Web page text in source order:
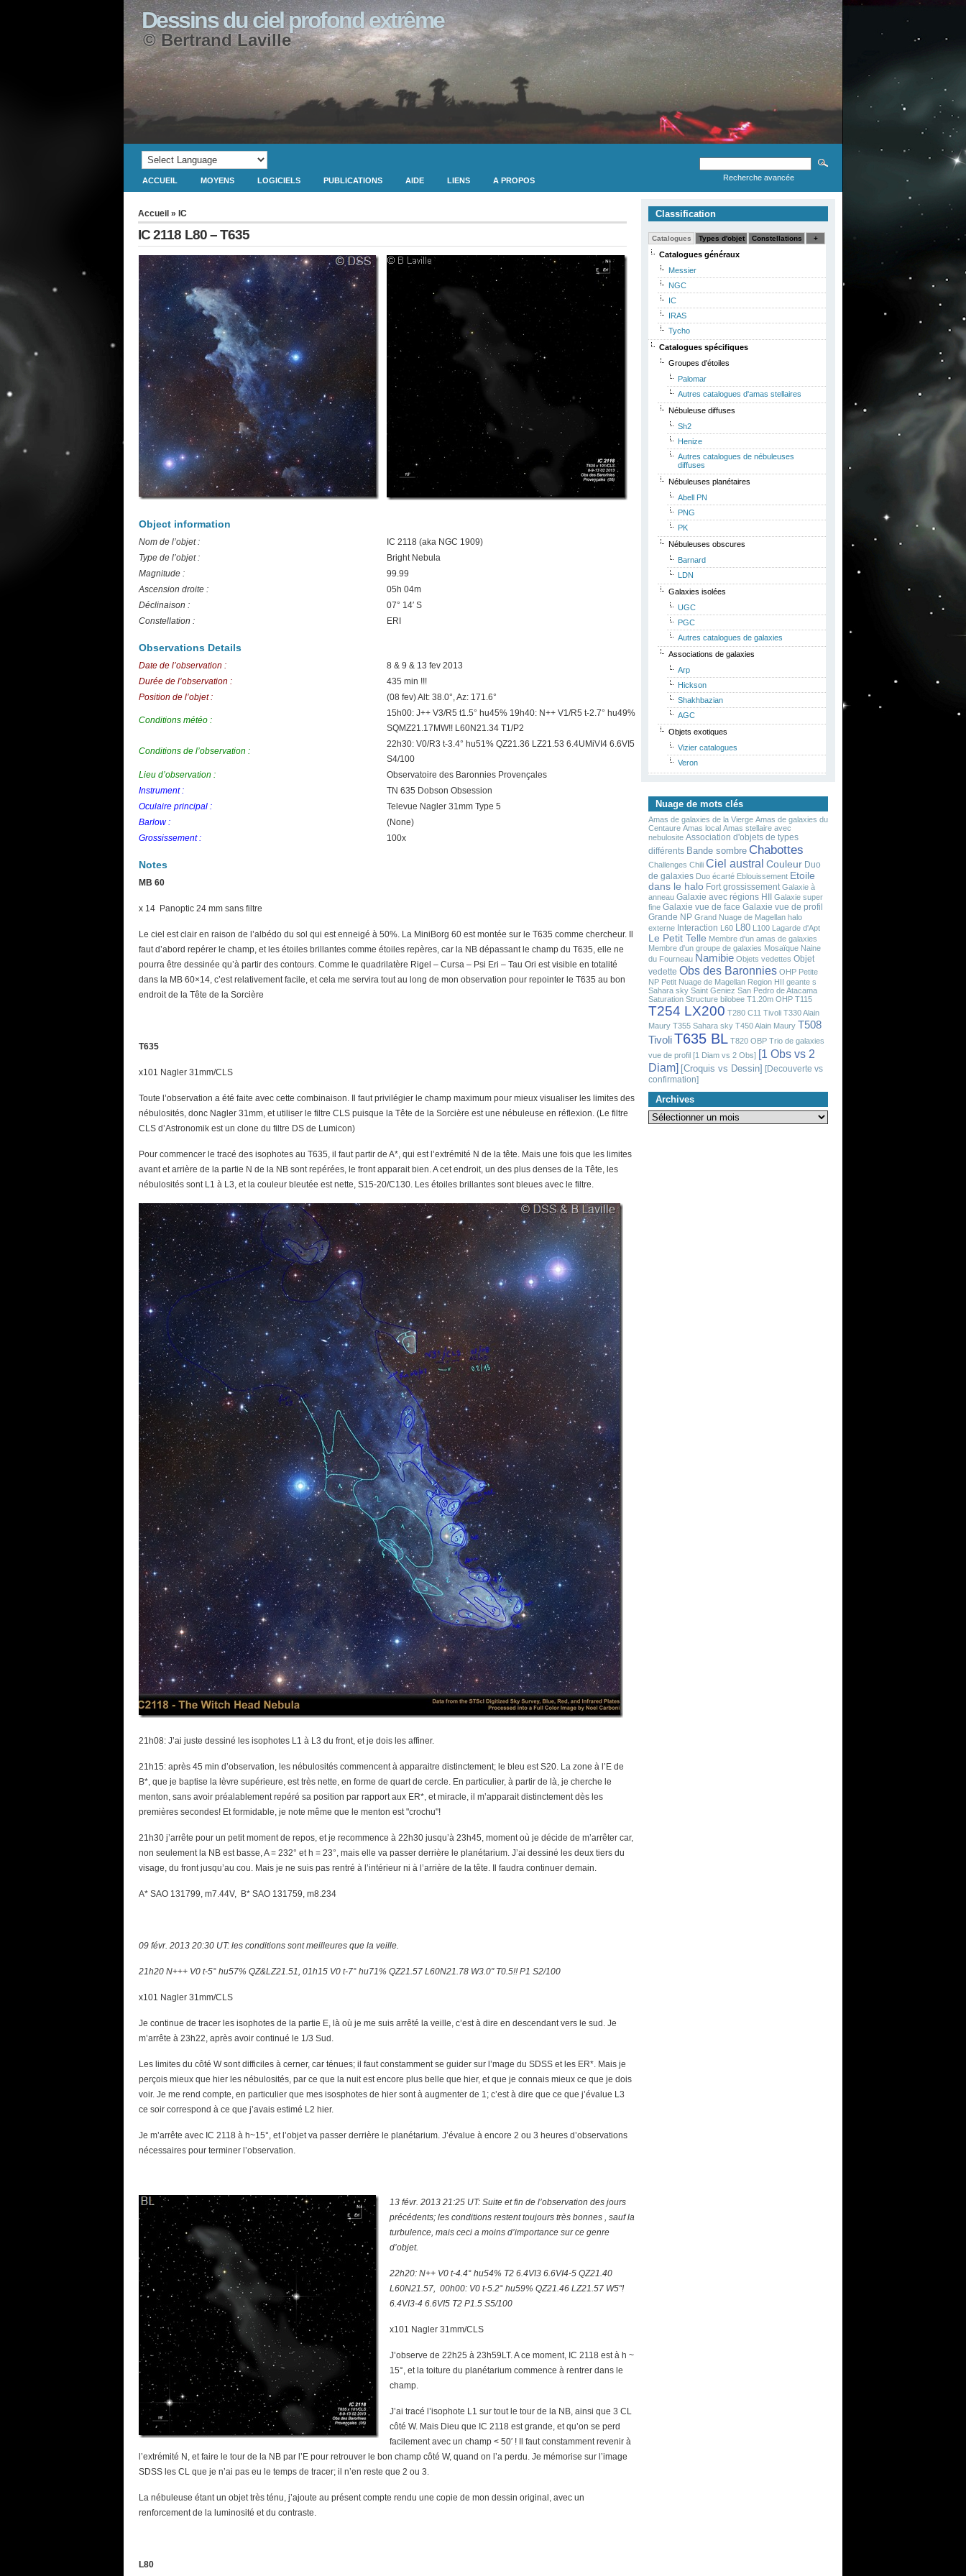
Dessins du ciel profond extrême
© Bertrand Laville
Recherche avancée
ACCUEIL MOYENS LOGICIELS PUBLICATIONS AIDE LIENS A PROPOS
Accueil » IC
IC 2118 L80 – T635
Object information
Nom de l’objet :
IC 2118 (aka NGC 1909)
Type de l’objet :
Bright Nebula
Magnitude :
99.99
Ascension droite :
05h 04m
Déclinaison :
07° 14′ S
Constellation :
ERI
Observations Details
Date de l’observation :
8 & 9 & 13 fev 2013
Durée de l’observation :
435 min !!!
Position de l’objet :
(08 fev) Alt: 38.0°, Az: 171.6°
Conditions météo :
15h00: J++ V3/R5 t1.5° hu45% 19h40: N++ V1/R5 t-2.7° hu49%
SQMZ21.17MW!! L60N21.34 T1/P2
Conditions de l’observation :
22h30: V0/R3 t-3.4° hu51% QZ21.36 LZ21.53 6.4UMiVI4 6.6VI5
S4/100
Lieu d’observation :
Observatoire des Baronnies Provençales
Instrument :
TN 635 Dobson Obsession
Oculaire principal :
Televue Nagler 31mm Type 5
Barlow :
(None)
Grossissement :
100x
Notes
MB 60
x 14 Panoptic 24 mm sans filtre
Le ciel est clair en raison de l’albédo du sol qui est enneigé à 50%. La MiniBorg 60 est montée sur le T635 comme chercheur. Il
faut d’abord repérer le champ, et les étoiles brillantes comme étoiles repères, car la NB dépassant le champ du T635, elle ne
pourra être dessinée qu’à partir des contours. Comme le quadrilatère Rigel – Cursa – Psi Eri – Tau Ori est visible en totalité
dans la MB 60×14, c’est relativement facile, et cela me servira tout au long de mon observation pour repointer le T635 au bon
endroit de la Tête de la Sorcière
T635
x101 Nagler 31mm/CLS
Toute l’observation a été faite avec cette combinaison. Il faut privilégier le champ maximum pour mieux visualiser les limites des
nébulosités, donc Nagler 31mm, et utiliser le filtre CLS puisque la Tête de la Sorcière est une nébuleuse en réflexion. (Le filtre
CLS d’Astronomik est un clone du filtre DS de Lumicon)
Pour commencer le tracé des isophotes au T635, il faut partir de A*, qui est l’extrémité N de la tête. Mais une fois que les limites
avant et arrière de la partie N de la NB sont repérées, le front apparait bien. A cet endroit, un des plus denses de la Tête, les
nébulosités sont L1 à L3, et la couleur bleutée est nette, S15-20/C130. Les étoiles brillantes sont bleues avec le filtre.
21h08: J’ai juste dessiné les isophotes L1 à L3 du front, et je dois les affiner.
21h15: après 45 min d’observation, les nébulosités commencent à apparaitre distinctement; le bleu est S20. La zone à l’E de
B*, que je baptise la lèvre supérieure, est très nette, en forme de quart de cercle. En particulier, à partir de là, je cherche le
menton, sans avoir préalablement repéré sa position par rapport aux ER*, et miracle, il m’apparait distinctement dès les
premières secondes! Et formidable, je note même que le menton est "crochu"!
21h30 j’arrête pour un petit moment de repos, et je recommence à 22h30 jusqu’à 23h45, moment où je décide de m’arrêter car,
non seulement la NB est basse, A = 232° et h = 23°, mais elle va passer derrière le planétarium. J’ai dessiné les deux tiers du
visage, du front jusqu’au cou. Mais je ne suis pas rentré à l’intérieur ni à l’arrière de la tête. Il faudra continuer demain.
A* SAO 131799, m7.44V, B* SAO 131759, m8.234
09 févr. 2013 20:30 UT: les conditions sont meilleures que la veille.
21h20 N+++ V0 t-5° hu57% QZ&LZ21.51, 01h15 V0 t-7° hu71% QZ21.57 L60N21.78 W3.0" T0.5!! P1 S2/100
x101 Nagler 31mm/CLS
Je continue de tracer les isophotes de la partie E, là où je me suis arrêté la veille, c’est à dire en descendant vers le sud. Je
m’arrête à 23h22, après avoir continué le 1/3 Sud.
Les limites du côté W sont difficiles à cerner, car ténues; il faut constamment se guider sur l’mage du SDSS et les ER*. Mais je
perçois mieux que hier les nébulosités, par ce que la nuit est encore plus belle que hier, et que je connais mieux ce que je dois
voir. Je me rend compte, en particulier que mes isosphotes de hier sont à augmenter de 1; c’est à dire que ce que j’évalue L3
ce soir correspond à ce que j’avais estimé L2 hier.
Je m’arrête avec IC 2118 à h~15°, et l’objet va passer derrière le planétarium. J’évalue à encore 2 ou 3 heures d’observations
nécessaires pour terminer l’observation.
13 févr. 2013 21:25 UT: Suite et fin de l’observation des jours
précédents; les conditions restent toujours très bonnes , sauf la
turbulence, mais ceci a moins d’importance sur ce genre
d’objet.
22h20: N++ V0 t-4.4° hu54% T2 6.4VI3 6.6VI4-5 QZ21.40
L60N21.57, 00h00: V0 t-5.2° hu59% QZ21.46 LZ21.57 W5"!
6.4VI3-4 6.6VI5 T2 P1.5 S5/100
x101 Nagler 31mm/CLS
J’observe de 22h25 à 23h59LT. A ce moment, IC 2118 est à h ~
15°, et la toiture du planétarium commence à rentrer dans le
champ.
J’ai tracé l’isophote L1 sur tout le tour de la NB, ainsi que 3 CL
côté W. Mais Dieu que IC 2118 est grande, et qu’on se perd
facilement avec un champ < 50′ ! Il faut constamment revenir à
l’extrémité N, et faire le tour de la NB par l’E pour retrouver le bon champ côté W, quand on l’a perdu. Je mémorise sur l’image
SDSS les CL que je n’ai pas eu le temps de tracer; il n’en reste que 2 ou 3.
La nébuleuse étant un objet très ténu, j’ajoute au présent compte rendu une copie de mon dessin original, avec un
renforcement de la luminosité et du contraste.
L80
Classification
Catalogues Types d'objet Constellations +
Catalogues généraux
Messier
NGC
IC
IRAS
Tycho
Catalogues spécifiques
Groupes d'étoiles
Palomar
Autres catalogues d'amas stellaires
Nébuleuse diffuses
Sh2
Henize
Autres catalogues de nébuleuses
diffuses
Nébuleuses planétaires
Abell PN
PNG
PK
Nébuleuses obscures
Barnard
LDN
Galaxies isolées
UGC
PGC
Autres catalogues de galaxies
Associations de galaxies
Arp
Hickson
Shakhbazian
AGC
Objets exotiques
Vizier catalogues
Veron
Nuage de mots clés
Amas de galaxies de la Vierge Amas de galaxies du
Centaure Amas local Amas stellaire avec
nebulosite Association d'objets de types
différents Bande sombre Chabottes
Challenges Chili Ciel austral Couleur Duo
de galaxies Duo écarté Eblouissement Etoile
dans le halo Fort grossissement Galaxie à
anneau Galaxie avec régions HII
Galaxie super
fine Galaxie vue de face Galaxie vue de profil
Grande NP Grand Nuage de Magellan halo
externe Interaction L60 L80 L100 Lagarde d'Apt
Le Petit Telle Membre d'un amas de galaxies
Membre d'un groupe de galaxies Mosaïque Naine
du Fourneau Namibie Objets vedettes Objet
vedette Obs des Baronnies OHP Petite
NP Petit Nuage de Magellan Region HII geante s
Sahara sky Saint Geniez San Pedro de Atacama
Saturation Structure bilobee T1.20m OHP T115
T254 LX200 T280 C11 Tivoli T330 Alain
Maury T355 Sahara sky T450 Alain Maury T508
TivoliT635 BL T820 OBP Trio de galaxies
vue de profil [1 Diam vs 2 Obs] [1 Obs vs 2
Diam] [Croquis vs Dessin] [Decouverte vs
confirmation]
Archives
Archives